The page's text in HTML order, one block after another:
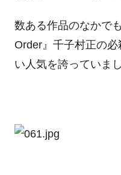
数ある作品のなかで
Order』千子村正の
い人気を誇っていまし